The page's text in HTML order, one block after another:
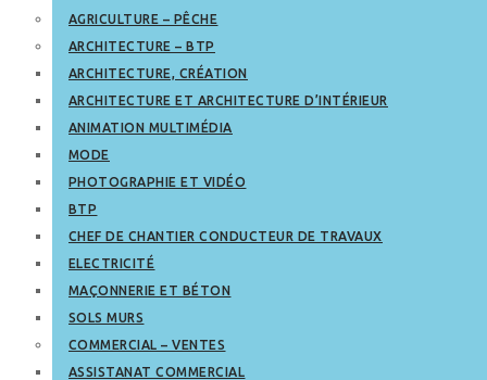
AGRICULTURE – PÊCHE
ARCHITECTURE – BTP
ARCHITECTURE, CRÉATION
ARCHITECTURE ET ARCHITECTURE D’INTÉRIEUR
ANIMATION MULTIMÉDIA
MODE
PHOTOGRAPHIE ET VIDÉO
BTP
CHEF DE CHANTIER CONDUCTEUR DE TRAVAUX
ELECTRICITÉ
MAÇONNERIE ET BÉTON
SOLS MURS
COMMERCIAL – VENTES
ASSISTANAT COMMERCIAL